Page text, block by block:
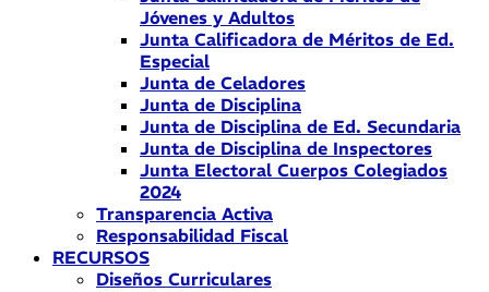
Jóvenes y Adultos
Junta Calificadora de Méritos de Ed.
Especial
Junta de Celadores
Junta de Disciplina
Junta de Disciplina de Ed. Secundaria
Junta de Disciplina de Inspectores
Junta Electoral Cuerpos Colegiados
2024
Transparencia Activa
Responsabilidad Fiscal
RECURSOS
Diseños Curriculares